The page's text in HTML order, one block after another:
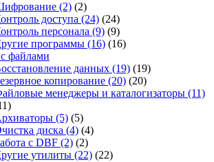
(2) (2)
доступа (24) (24)
персонала (9) (9)
программы (16) (16)
файлами
данных (19) (19)
копирование (20) (20)
менеджеры и каталогизаторы (11)
(5) (5)
диска (4) (4)
с DBF (2) (2)
утилиты (22) (22)